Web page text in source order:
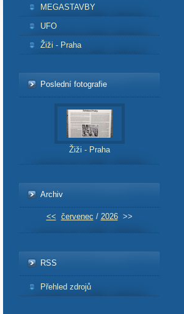
MEGASTAVBY
UFO
Žiži - Praha
Poslední fotografie
Žiži - Praha
Archiv
<< červenec / 2026 >>
RSS
Přehled zdrojů